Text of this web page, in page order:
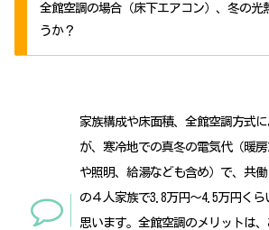
全館空調の場合（床下エアコン）、冬の光
うか？
家族構成や床面積、全館空調方式
が、寒冷地での真冬の電気代（暖
や照明、給湯なども含め）で、共
の４人家族で3.8万円～4.5万円くら
思います。全館空調のメリットは